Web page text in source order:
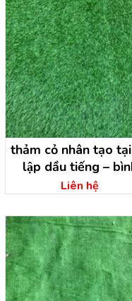
thảm cỏ nhân tạo
lập dầu tiếng –
dương
Liên hệ